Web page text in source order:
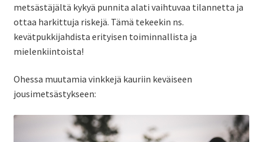
metsästäjältä kykyä punnita alati vaihtuvaa tilannetta ja
ottaa harkittuja riskejä. Tämä tekeekin ns.
kevätpukkijahdista erityisen toiminnallista ja
mielenkiintoista!
Ohessa muutamia vinkkejä kauriin keväiseen
jousimetsästykseen: